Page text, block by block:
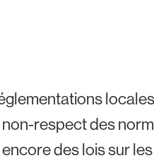
respect des
des lois sur